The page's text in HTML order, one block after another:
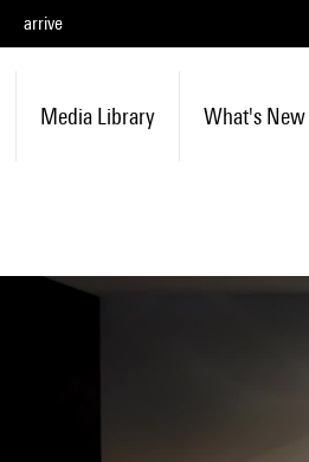
arrive
Media Library What's New